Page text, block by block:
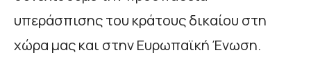
υπεράσπισης του κράτους δικαίου στη
χώρα μας και στην Ευρωπαϊκή Ένωση.